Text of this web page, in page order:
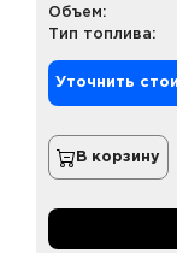
Объем:
Тип топлива:
Уточнить
В корзину